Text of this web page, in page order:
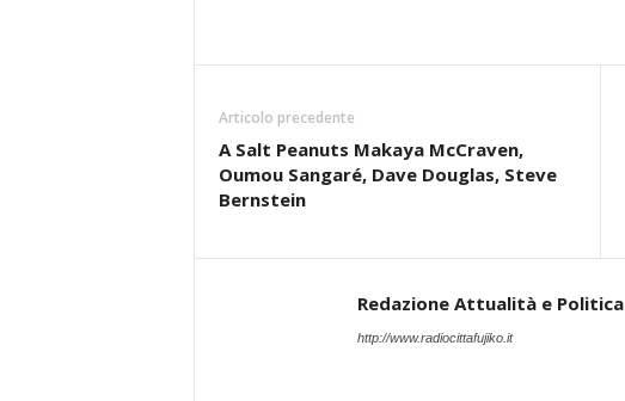
Articolo precedente
A Salt Peanuts Makaya McCraven,
Oumou Sangaré, Dave Douglas, Steve
Bernstein
Redazione Attualità e Politica
http://www.radiocittafujiko.it